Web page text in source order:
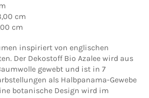
cm
cm
inspiriert von englischen
Der Dekostoff Bio Azalee wird aus
gewebt und ist in 7
als Halbpanama-Gewebe
botanische Design wird im